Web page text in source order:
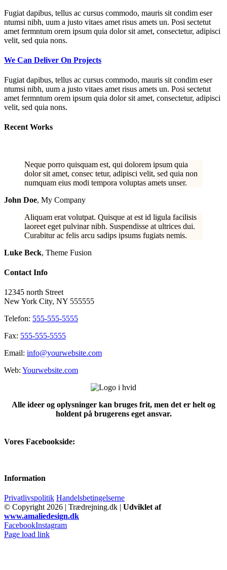
Fugiat dapibus, tellus ac cursus commodo, mauris sit condim eser
ntumsi nibh, uum a justo vitaes amet risus amets un. Posi sectetut
amet fermntum orem ipsum quia dolor sit amet, consectetur, adipisci
velit, sed quia nons.
We Can Deliver On Projects
Fugiat dapibus, tellus ac cursus commodo, mauris sit condim eser
ntumsi nibh, uum a justo vitaes amet risus amets un. Posi sectetut
amet fermntum orem ipsum quia dolor sit amet, consectetur, adipisci
velit, sed quia nons.
Recent Works
Neque porro quisquam est, qui dolorem ipsum quia
dolor sit amet, consec tetur, adipisci velit, sed quia non
numquam eius modi tempora voluptas amets unser.
John Doe, My Company
Aliquam erat volutpat. Quisque at est id ligula facilisis
laoreet eget pulvinar nibh. Suspendisse at ultrices dui.
Curabitur ac felis arcu sadips ipsums fugiats nemis.
Luke Beck, Theme Fusion
Contact Info
12345 north Street
New York City, NY 555555
Telefon: 555-555-5555
Fax: 555-555-5555
Email: info@yourwebsite.com
Web: Yourwebsite.com
Alle ideer og oplysninger kan bruges frit, men det er helt og
holdent på brugerens eget ansvar.
Vores Facebookside:
Information
Privatlivspolitik Handelsbetingelserne
© Copyright 2026 | Trædrejning.dk | Udviklet af
www.amaliedesign.dk
FacebookInstagram
Page load link